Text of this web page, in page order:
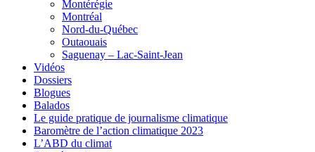
Montérégie
Montréal
Nord-du-Québec
Outaouais
Saguenay – Lac-Saint-Jean
Vidéos
Dossiers
Blogues
Balados
Le guide pratique de journalisme climatique
Baromètre de l’action climatique 2023
L’ABD du climat